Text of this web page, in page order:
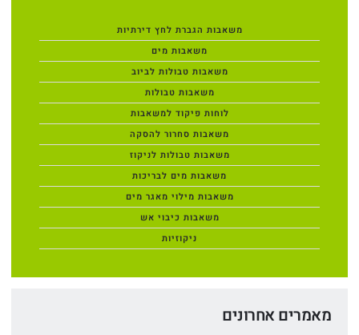
משאבות הגברת לחץ דירתיות
משאבות מים
משאבות טבולות לביוב
משאבות טבולות
לוחות פיקוד למשאבות
משאבות סחרור להסקה
משאבות טבולות לניקוז
משאבות מים לבריכות
משאבות מילוי מאגר מים
משאבות כיבוי אש
ניקוזיות
מאמרים אחרונים